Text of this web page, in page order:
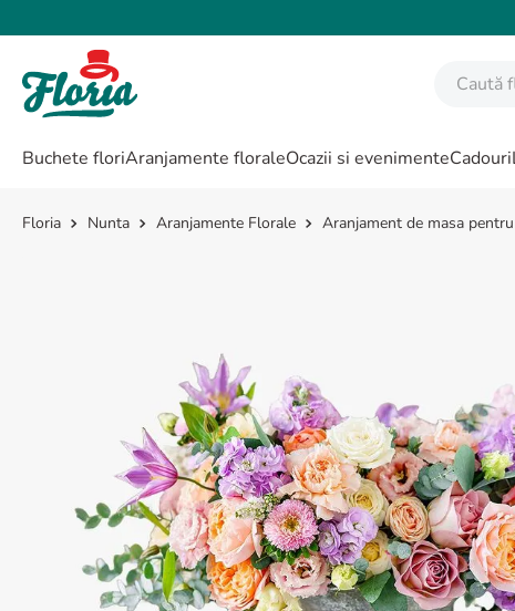
trandafiri albi
Buchete floriAranjamente floraleOcazii si evenimenteCadouri
Nunta Aranjamente Florale Aranjament de masa